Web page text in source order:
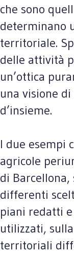
che sono
determinano
territoriale.
delle attività
un’ottica
una visione
d’insieme.
I due esempi
agricole
di
differenti
piani redatti
utilizzati,
territoriali